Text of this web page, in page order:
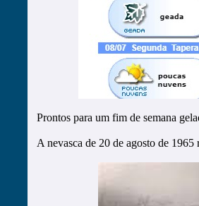
Prontos para um fim de semana
A nevasca de 20 de agosto de